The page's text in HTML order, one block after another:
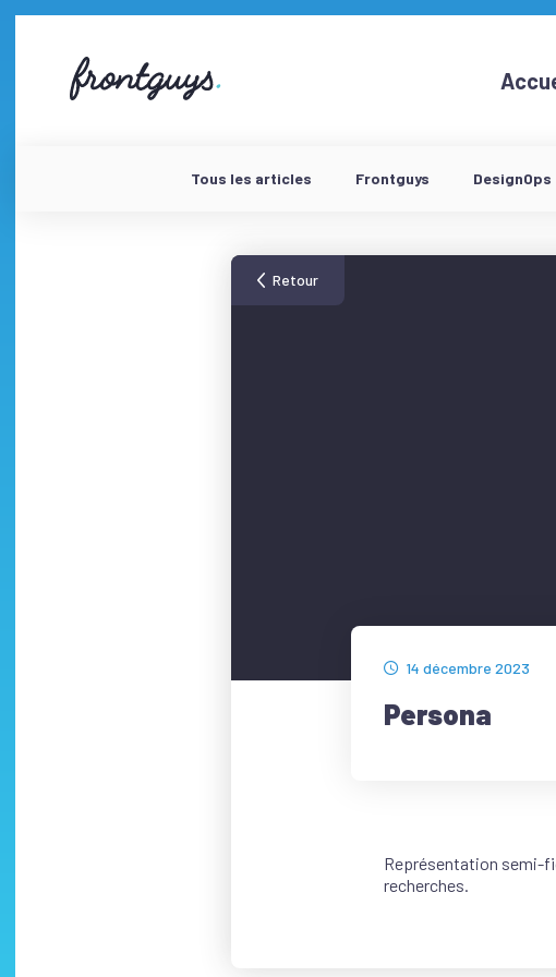
58
bis
Tous les articles Frontguys DesignOps
Retour
14 décembre 2023
Persona
Représentation semi-
recherches.